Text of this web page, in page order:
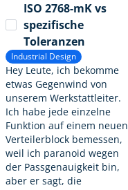
ISO 2768-mK vs
spezifische
Toleranzen
Industrial Design
Hey Leute, ich bekomme
etwas Gegenwind von
unserem Werkstattleiter.
Ich habe jede einzelne
Funktion auf einem neuen
Verteilerblock bemessen,
weil ich paranoid wegen
der Passgenauigkeit bin,
aber er sagt, die